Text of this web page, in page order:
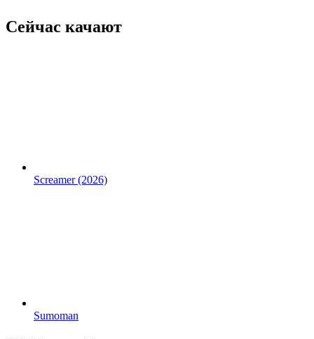
Сейчас качают
Screamer (2026)
Sumoman